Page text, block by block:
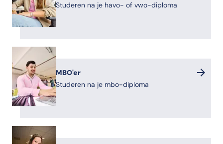
Studeren na je havo- of vwo-diploma
MBO'er
Studeren na je mbo-diploma